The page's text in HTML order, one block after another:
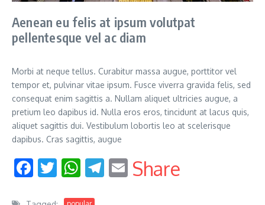
Aenean eu felis at ipsum volutpat
pellentesque vel ac diam
Morbi at neque tellus. Curabitur massa augue, porttitor vel
tempor et, pulvinar vitae ipsum. Fusce viverra gravida felis, sed
consequat enim sagittis a. Nullam aliquet ultricies augue, a
pretium leo dapibus id. Nulla eros eros, tincidunt at lacus quis,
aliquet sagittis dui. Vestibulum lobortis leo at scelerisque
dapibus. Cras sagittis, augue
Facebook
Twitter
WhatsApp
Telegram
Email
Share